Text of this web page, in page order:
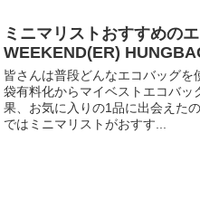
ミニマリストおすすめの
WEEKEND(ER)
皆さんは普段どんなエコバッグ
袋有料化からマイベストエコバ
果、お気に入りの1品に出会えた
ではミニマリストがおすす...